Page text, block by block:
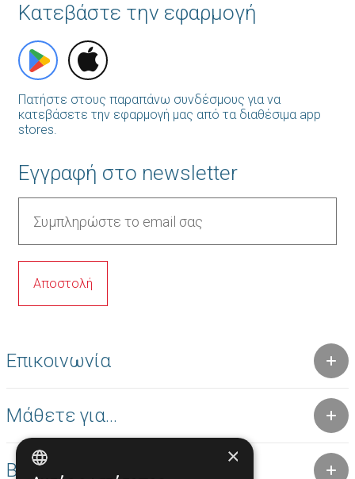
Κατεβάστε την εφαρμογή
Πατήστε στους παραπάνω συνδέσμους για να
κατεβάσετε την εφαρμογή μας από τα διαθέσιμα app
stores.
Εγγραφή στο newsletter
Επικοινωνία
Μάθετε για...
Βραβεία
×